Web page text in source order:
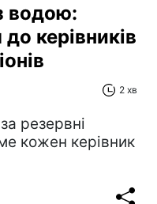
водою:
керівників
2 хв
резервні
кожен керівник